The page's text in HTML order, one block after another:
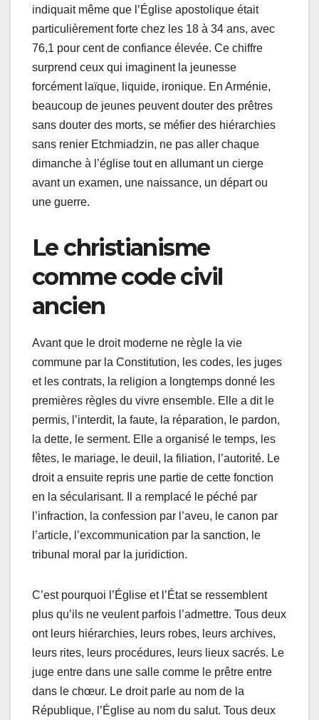
indiquait même que l’Église apostolique était
particulièrement forte chez les 18 à 34 ans, avec
76,1 pour cent de confiance élevée. Ce chiffre
surprend ceux qui imaginent la jeunesse
forcément laïque, liquide, ironique. En Arménie,
beaucoup de jeunes peuvent douter des prêtres
sans douter des morts, se méfier des hiérarchies
sans renier Etchmiadzin, ne pas aller chaque
dimanche à l’église tout en allumant un cierge
avant un examen, une naissance, un départ ou
une guerre.
Le christianisme
comme code civil
ancien
Avant que le droit moderne ne règle la vie
commune par la Constitution, les codes, les juges
et les contrats, la religion a longtemps donné les
premières règles du vivre ensemble. Elle a dit le
permis, l’interdit, la faute, la réparation, le pardon,
la dette, le serment. Elle a organisé le temps, les
fêtes, le mariage, le deuil, la filiation, l’autorité. Le
droit a ensuite repris une partie de cette fonction
en la sécularisant. Il a remplacé le péché par
l’infraction, la confession par l’aveu, le canon par
l’article, l’excommunication par la sanction, le
tribunal moral par la juridiction.
C’est pourquoi l’Église et l’État se ressemblent
plus qu’ils ne veulent parfois l’admettre. Tous deux
ont leurs hiérarchies, leurs robes, leurs archives,
leurs rites, leurs procédures, leurs lieux sacrés. Le
juge entre dans une salle comme le prêtre entre
dans le chœur. Le droit parle au nom de la
République, l’Église au nom du salut. Tous deux